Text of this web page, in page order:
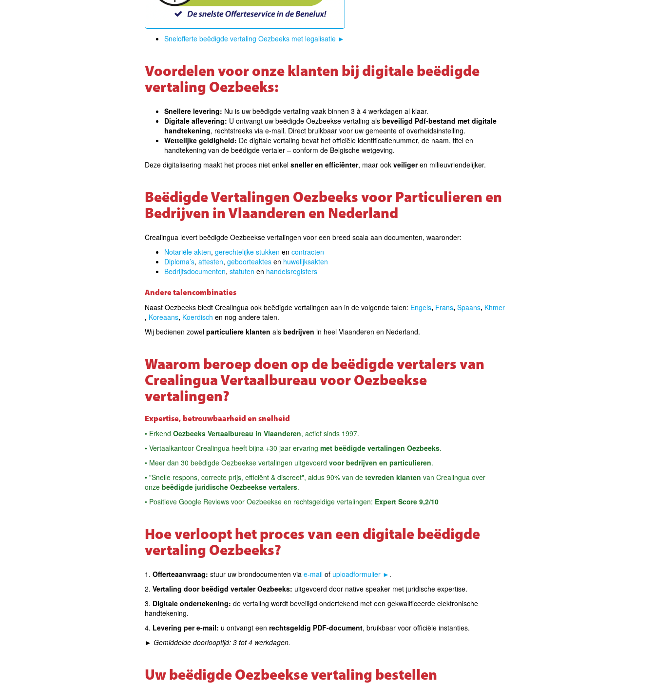
Snelofferte beëdigde vertaling Oezbeeks met legalisatie ►
Voordelen voor onze klanten bij digitale beëdigde
vertaling Oezbeeks:
Snellere levering: Nu is uw beëdigde vertaling vaak binnen 3 à 4 werkdagen al klaar.
Digitale aflevering: U ontvangt uw beëdigde Oezbeekse vertaling als beveiligd Pdf-bestand met digitale
handtekening, rechtstreeks via e-mail. Direct bruikbaar voor uw gemeente of overheidsinstelling.
Wettelijke geldigheid: De digitale vertaling bevat het officiële identificatienummer, de naam, titel en
handtekening van de beëdigde vertaler – conform de Belgische wetgeving.
Deze digitalisering maakt het proces niet enkel sneller en efficiënter, maar ook veiligeren milieuvriendelijker.
Beëdigde Vertalingen Oezbeeks voor Particulieren en
Bedrijven in Vlaanderen en Nederland
Crealingua levert beëdigde Oezbeekse vertalingen voor een breed scala aan documenten, waaronder:
Notariële akten, gerechtelijke stukken en contracten
Diploma’s, attesten, geboorteaktes en huwelijksakten
Bedrijfsdocumenten, statuten en handelsregisters
Andere talencombinaties
Naast Oezbeeks biedt Crealingua ook beëdigde vertalingen aan in de volgende talen: Engels, Frans, Spaans, Khmer
, Koreaans, Koerdisch en nog andere talen.
Wij bedienen zowel particuliere klanten als bedrijven in heel Vlaanderen en Nederland.
Waarom beroep doen op de beëdigde vertalers van
Crealingua Vertaalbureau voor Oezbeekse
vertalingen?
Expertise, betrouwbaarheid en snelheid
• Erkend Oezbeeks Vertaalbureau in Vlaanderen, actief sinds 1997.
• Vertaalkantoor Crealingua heeft bijna +30 jaar ervaring met beëdigde vertalingen Oezbeeks.
• Meer dan 30 beëdigde Oezbeekse vertalingen uitgevoerd voor bedrijven en particulieren.
• "Snelle respons, correcte prijs, efficiënt & discreet", aldus 90% van de tevreden klanten van Crealingua over
onze beëdigde juridische Oezbeekse vertalers.
• Positieve Google Reviews voor Oezbeekse en rechtsgeldige vertalingen: Expert Score 9,2/10
Hoe verloopt het proces van een digitale beëdigde
vertaling Oezbeeks?
1. Offerteaanvraag: stuur uw brondocumenten via e-mail of uploadformulier ► .
2. Vertaling door beëdigd vertaler Oezbeeks: uitgevoerd door native speaker met juridische expertise.
3. Digitale ondertekening: de vertaling wordt beveiligd ondertekend met een gekwalificeerde elektronische
handtekening.
4. Levering per e-mail: u ontvangt een rechtsgeldig PDF-document, bruikbaar voor officiële instanties.
► Gemiddelde doorlooptijd: 3 tot 4 werkdagen.
Uw beëdigde Oezbeekse vertaling bestellen